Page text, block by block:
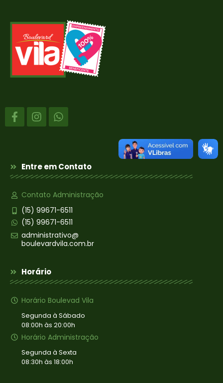
Entre em Contato
Contato Administração
(15) 99671-6511
(15) 99671-6511
administrativo@
boulevardvila.com.br
Horário
Horário Boulevad Vila
Segunda à Sábado
08:00h às 20:00h
Horário Administração
Segunda à Sexta
08:30h às 18:00h